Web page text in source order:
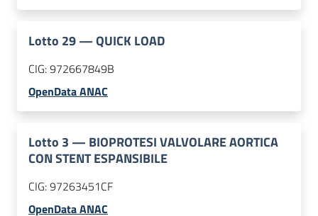
Lotto 29—QUICK LOAD
CIG:972667849B
OpenData ANAC
Lotto 3 — BIOPROTESI VALVOLARE AORTICA
CON STENT ESPANSIBILE
CIG:97263451CF
OpenData ANAC